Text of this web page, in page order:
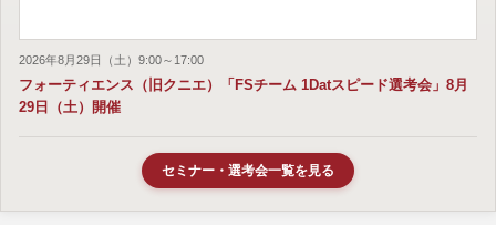
2026年8月29日（土）9:00～17:00
フォーティエンス（旧クニエ）「FSチーム 1Datスピード選考会」8月
29日（土）開催
セミナー・選考会一覧を見る